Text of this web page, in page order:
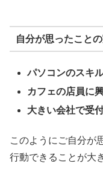
自分が思ったこと
パソコンのスキ
カフェの店員に
大きい会社で受
このようにご自分が
行動できることが大